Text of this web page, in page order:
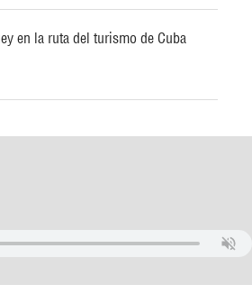
en la ruta del turismo de Cuba